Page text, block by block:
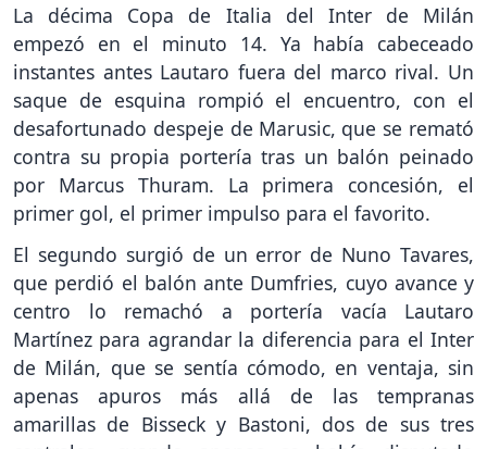
La décima Copa de Italia del Inter de Milán
empezó en el minuto 14. Ya había cabeceado
instantes antes Lautaro fuera del marco rival. Un
saque de esquina rompió el encuentro, con el
desafortunado despeje de Marusic, que se remató
contra su propia portería tras un balón peinado
por Marcus Thuram. La primera concesión, el
primer gol, el primer impulso para el favorito.
El segundo surgió de un error de Nuno Tavares,
que perdió el balón ante Dumfries, cuyo avance y
centro lo remachó a portería vacía Lautaro
Martínez para agrandar la diferencia para el Inter
de Milán, que se sentía cómodo, en ventaja, sin
apenas apuros más allá de las tempranas
amarillas de Bisseck y Bastoni, dos de sus tres